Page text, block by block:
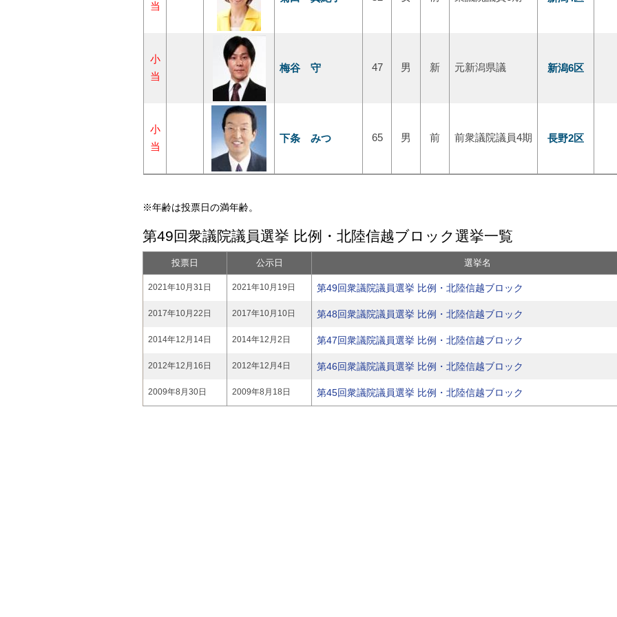
当
小
当
梅谷 守 47 男 新 元新潟県議 新潟6区
小
当
下条 みつ 65 男 前 前衆議院議員4期 長野2区
※年齢は投票日の満年齢。
第49回衆議院議員選挙 比例・北陸信越ブロック選挙一覧
投票日 公示日 選挙名
2021年10月31日 2021年10月19日 第49回衆議院議員選挙 比例・北陸信越ブロック
2017年10月22日 2017年10月10日 第48回衆議院議員選挙 比例・北陸信越ブロック
2014年12月14日 2014年12月2日 第47回衆議院議員選挙 比例・北陸信越ブロック
2012年12月16日 2012年12月4日 第46回衆議院議員選挙 比例・北陸信越ブロック
2009年8月30日 2009年8月18日 第45回衆議院議員選挙 比例・北陸信越ブロック